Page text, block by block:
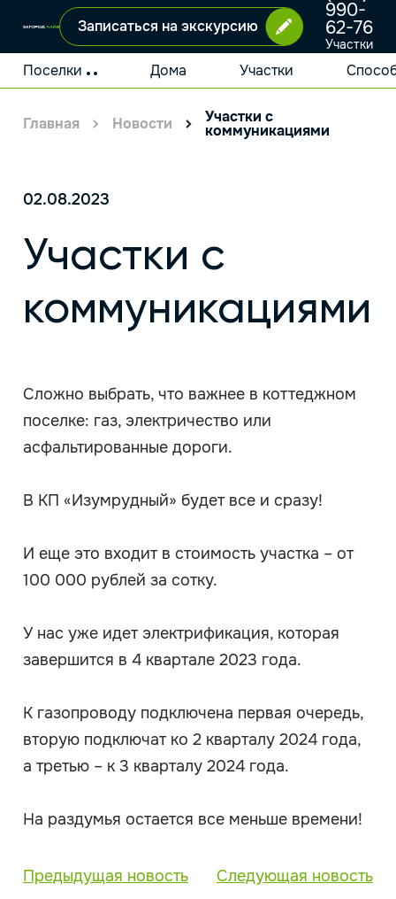
Записаться на экскурсию
990-
62-76
Участки
и дома
Поселки Дома Участки
Главная Новости Участки с
коммуникациями
02.08.2023
Участки с
коммуникациями
Сложно выбрать, что важнее в коттеджном
поселке: газ, электричество или
асфальтированные дороги.
В КП «Изумрудный» будет все и сразу!
И еще это входит в стоимость участка – от
100 000 рублей за сотку.
У нас уже идет электрификация, которая
завершится в 4 квартале 2023 года.
К газопроводу подключена первая очередь,
вторую подключат ко 2 кварталу 2024 года,
а третью – к 3 кварталу 2024 года.
На раздумья остается все меньше времени!
Предыдущая новость Следующая новость